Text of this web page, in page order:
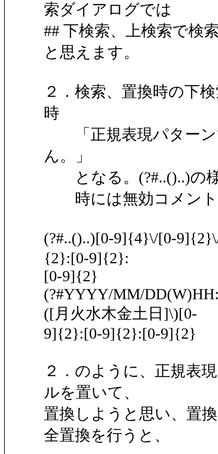
索ダイアログでは
## 下検索、上検索で検
と思えます。
２．検索、置換時の下
時
「正規表現パターン
ん。」
となる。(?#..()..)の
時には無効コメント
(?#..()..)[0-9]{4}\/[0-
{2}:[0-9]{2}:
[0-9]{2}
(?#YYYY/MM/
([月火水木金土日]\)[0-
9]{2}:[0-9]{2}:[0-9]{2}
２．のように、正規表
ルを置いて、
置換しようと思い、置
全置換を行うと、